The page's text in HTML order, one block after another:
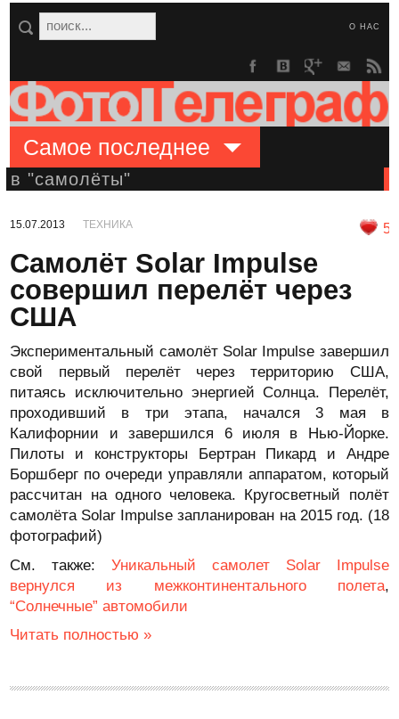
О НАС
Самое последнее
в "самолёты"
15.07.2013 ТЕХНИКА 5
Самолёт Solar Impulse
совершил перелёт через
США
Экспериментальный самолёт Solar Impulse завершил
свой первый перелёт через территорию США,
питаясь исключительно энергией Солнца. Перелёт,
проходивший в три этапа, начался 3 мая в
Калифорнии и завершился 6 июля в Нью-Йорке.
Пилоты и конструкторы Бертран Пикард и Андре
Боршберг по очереди управляли аппаратом, который
рассчитан на одного человека. Кругосветный полёт
самолёта Solar Impulse запланирован на 2015 год. (18
фотографий)
См. также:Уникальный самолет Solar Impulse
вернулся из межконтинентального полета,
“Солнечные” автомобили
Читать полностью »